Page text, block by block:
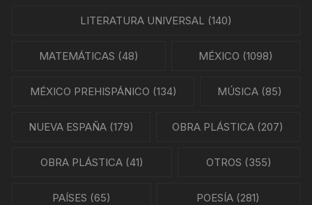
LITERATURA UNIVERSAL (140)
MATEMÁTICAS (48) MÉXICO (1098)
MÉXICO PREHISPÁNICO (134) MÚSICA (85)
NUEVA ESPAÑA(179) OBRA PLÁSTICA (207)
OBRA PLÁSTICA (41) OTROS (355)
PAÍSES (65) POESÍA (281)